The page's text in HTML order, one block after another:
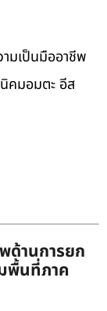
มเป็นมืออาชีพ
คมอมตะ อีส
ด้านการยก
พื้นที่ภาค